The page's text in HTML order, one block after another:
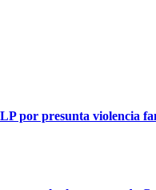
por presunta violencia